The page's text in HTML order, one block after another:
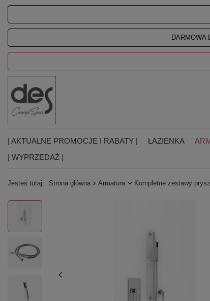
DARMOWA
| AKTUALNE PROMOCJE I RABATY | ŁAZIENKA
| WYPRZEDAŻ |
Jesteś tutaj: Strona główna Armatura Kompletne zestawy